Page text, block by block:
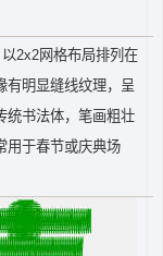
2x2网格布局排列在
有明显缝线纹理，呈
统书法体，笔画粗壮
用于春节或庆典场